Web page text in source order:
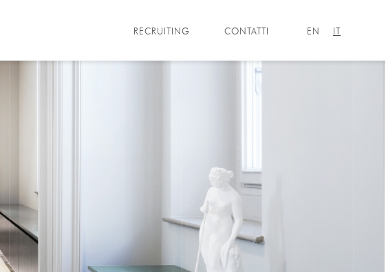
RECRUITING CONTATTI EN IT